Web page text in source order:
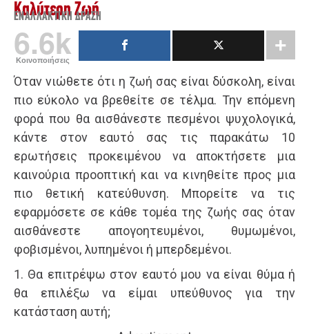
Καλύτερη Ζωή
ΕΝΑΛΛΑΚΤΙΚΉ ΔΡΆΣΗ
6.6k
Κοινοποιήσεις
Όταν νιώθετε ότι η ζωή σας είναι δύσκολη, είναι
πιο εύκολο να βρεθείτε σε τέλμα. Την επόμενη
φορά που θα αισθάνεστε πεσμένοι ψυχολογικά,
κάντε στον εαυτό σας τις παρακάτω 10
ερωτήσεις προκειμένου να αποκτήσετε μια
καινούρια προοπτική και να κινηθείτε προς μια
πιο θετική κατεύθυνση. Μπορείτε να τις
εφαρμόσετε σε κάθε τομέα της ζωής σας όταν
αισθάνεστε απογοητευμένοι, θυμωμένοι,
φοβισμένοι, λυπημένοι ή μπερδεμένοι.
1. Θα επιτρέψω στον εαυτό μου να είναι θύμα ή
θα επιλέξω να είμαι υπεύθυνος για την
κατάσταση αυτή;